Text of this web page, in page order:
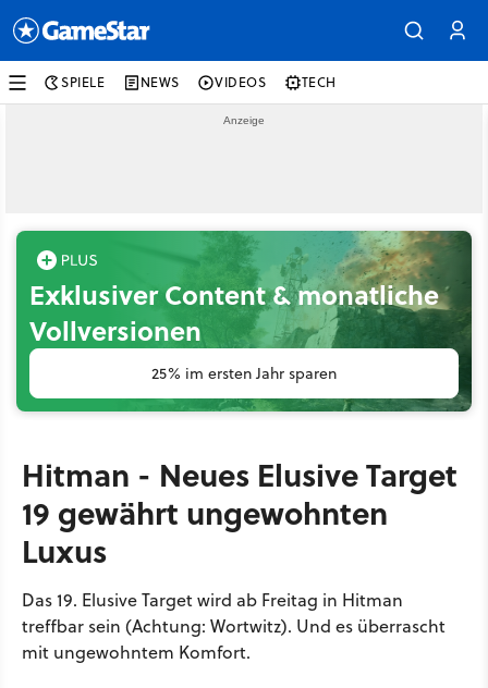
SPIELE NEWS VIDEOS TECH
Exklusiver Content & monatliche
Vollversionen
25% im ersten Jahr sparen
Hitman - Neues Elusive Target
19 gewährt ungewohnten
Luxus
Das 19. Elusive Target wird ab Freitag in Hitman
treffbar sein (Achtung: Wortwitz). Und es überrascht
mit ungewohntem Komfort.